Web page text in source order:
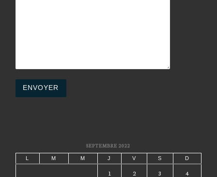
SEPTEMBRE 2022
L M M J V S D
1 2 3 4